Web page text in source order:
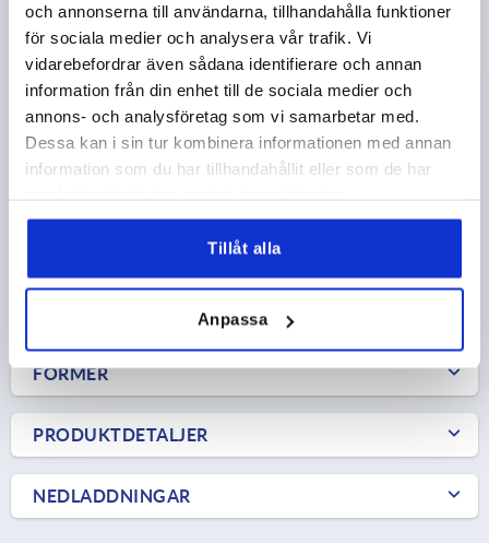
och annonserna till användarna, tillhandahålla funktioner
för sociala medier och analysera vår trafik. Vi
vidarebefordrar även sådana identifierare och annan
information från din enhet till de sociala medier och
annons- och analysföretag som vi samarbetar med.
Dessa kan i sin tur kombinera informationen med annan
information som du har tillhandahållit eller som de har
Tillåt alla
Anpassa
6) Svängspak
7) Adapter för tungor i plast eller zink K2271
SVÄNGSPAK FÖR PROFILCYLINDRAR, FORM:B UTAN
PROFILCYLINDER, D=46, B=50, H=18
FORM-TYP=UTAN PROFILCYLINDER
UTFÖRANDE 1=FÖR PROFILCYLINDRAR
LÄNGD=154
FORM=B
BREDD=50 DIAMETER=46
D1=22,5
HÖJD=18
H1=25 H3=20 L1=95 L2=95
FORMER
PRODUKTDETALJER
NEDLADDNINGAR